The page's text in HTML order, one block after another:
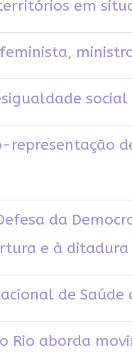
em
social
representação
da
e à ditadura
de
Rio aborda